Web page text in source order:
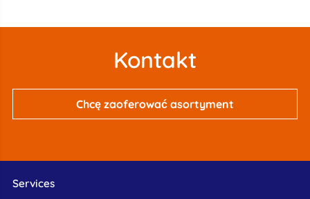
Kontakt
Chcę zaoferować asortyment
Services